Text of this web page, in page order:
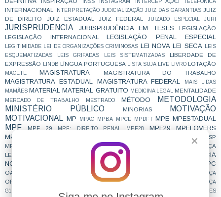
✕
INSS INSTAGRAM INTERCEPTAÇÃO TELEFÔNICA
INTERNACIONAL INTERPRETAÇÃO JUDICIALIZAÇÃO JUIZ DAS GARANTIAS JUIZ
DE DIREITO
JUIZ ESTADUAL JUIZ FEDERAL JUIZADO ESPECIAL JURI
JURISPRUDENCIA JURISPRUDÊNCIA EM TESES
LEGISLAÇÃO
LEGISLAÇÃO INTERNACIONAL
LEGISLAÇÃO PENAL ESPECIAL
LEGITIMIDADE LEI DE ORGANIZAÇÕES CRIMINOSAS LEI NOVA LEI SECA
LEIS
ESQUEMATIZADAS
LEIS GRIFADAS LEIS SISTEMATIZADAS
LIBERDADE DE
EXPRESSÃO
LINDB LÍNGUA PORTUGUESA LISTA SUJA LIVE LIVRO LOTAÇÃO
MACETE MAGISTRATURA MAGISTRATURA DO TRABALHO
MAGISTRATURA ESTADUAL MAGISTRATURA FEDERAL
MAIS LIDAS
MAMÃES MATERIAL MATERIAL GRATUITO MEDICINA LEGAL MENTALIDADE
MERCADO DE TRABALHO MESTRADO MÉTODO
METODOLOGIA
MINISTÉRIO PÚBLICO
MINORIAS
MOTIVAÇÃO
MOTIVACIONAL
MP MPAC MPBA MPCE MPDFT MPE MPESTADUAL
MPF MPF 29 MPF; DIREITO PENAL MPF28 MPF29
MPFLOVERS
MPFTEAM
MPSC
MPSP
MPT
MUDANÇA DE JURISPRUDÊNCIA
MUDANÇA
LEGISLATIVA
NÃO CAI DESPENCA NCPC NON REFOULEMENT
NOTÍCIA
NOTÍCIADECONCURSO
NOVAS SÚMULAS NOVO CPC
OAB OAB; CONCURSO; MOTIVAÇÃO; OBJETIVA OFICIAL DE JUSTIÇA
ORGANIZAÇÃO PATRIMÔNIO PÚBLICO PC
PEÇA
G1
PENALIDADES